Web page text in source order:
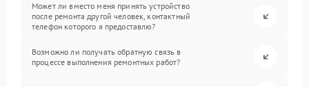
Может ли вместо меня принять устройство
после ремонта другой человек, контактный
телефон которого я предоставлю?
Возможно ли получать обратную связь в
процессе выполнения ремонтных работ?